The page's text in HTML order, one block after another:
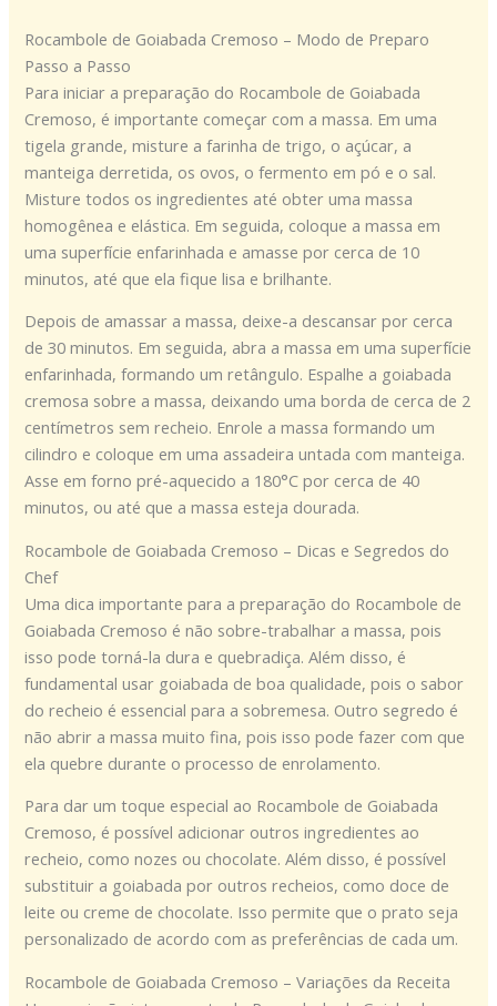
Rocambole de Goiabada Cremoso – Modo de Preparo
Passo a Passo
Para iniciar a preparação do Rocambole de Goiabada
Cremoso, é importante começar com a massa. Em uma
tigela grande, misture a farinha de trigo, o açúcar, a
manteiga derretida, os ovos, o fermento em pó e o sal.
Misture todos os ingredientes até obter uma massa
homogênea e elástica. Em seguida, coloque a massa em
uma superfície enfarinhada e amasse por cerca de 10
minutos, até que ela fique lisa e brilhante.
Depois de amassar a massa, deixe-a descansar por cerca
de 30 minutos. Em seguida, abra a massa em uma superfície
enfarinhada, formando um retângulo. Espalhe a goiabada
cremosa sobre a massa, deixando uma borda de cerca de 2
centímetros sem recheio. Enrole a massa formando um
cilindro e coloque em uma assadeira untada com manteiga.
Asse em forno pré-aquecido a 180°C por cerca de 40
minutos, ou até que a massa esteja dourada.
Rocambole de Goiabada Cremoso – Dicas e Segredos do
Chef
Uma dica importante para a preparação do Rocambole de
Goiabada Cremoso é não sobre-trabalhar a massa, pois
isso pode torná-la dura e quebradiça. Além disso, é
fundamental usar goiabada de boa qualidade, pois o sabor
do recheio é essencial para a sobremesa. Outro segredo é
não abrir a massa muito fina, pois isso pode fazer com que
ela quebre durante o processo de enrolamento.
Para dar um toque especial ao Rocambole de Goiabada
Cremoso, é possível adicionar outros ingredientes ao
recheio, como nozes ou chocolate. Além disso, é possível
substituir a goiabada por outros recheios, como doce de
leite ou creme de chocolate. Isso permite que o prato seja
personalizado de acordo com as preferências de cada um.
Rocambole de Goiabada Cremoso – Variações da Receita